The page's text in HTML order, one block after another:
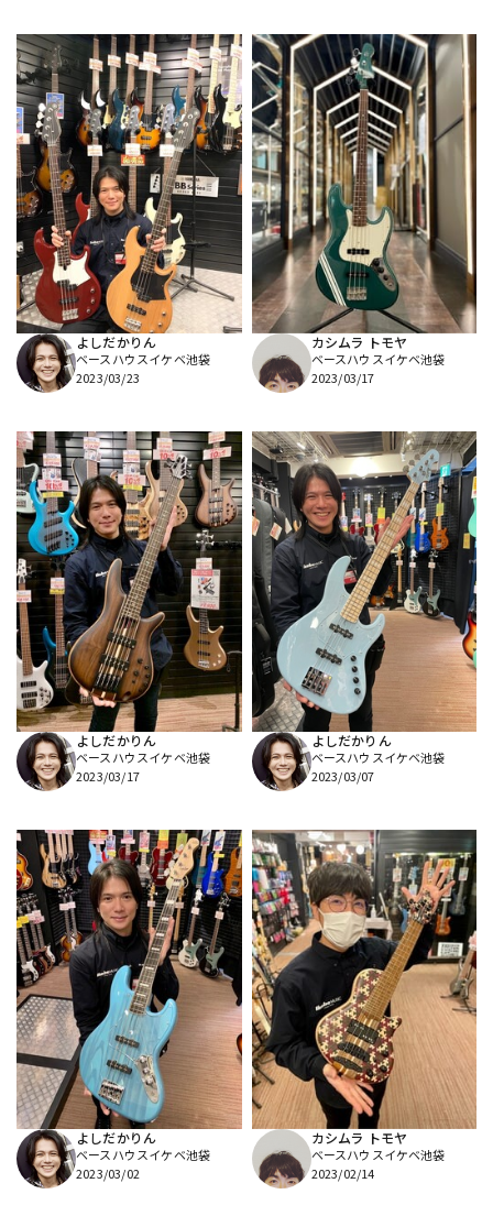
よしだかりん
ベースハウスイケベ池袋
2023/03/23
カシムラ トモヤ
ベースハウスイケベ池袋
2023/03/17
よしだかりん
ベースハウスイケベ池袋
2023/03/17
よしだかりん
ベースハウスイケベ池袋
2023/03/07
よしだかりん
ベースハウスイケベ池袋
2023/03/02
カシムラ トモヤ
ベースハウスイケベ池袋
2023/02/14